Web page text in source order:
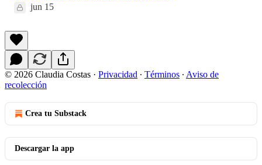
jun 15
© 2026 Claudia Costas · Privacidad ∙ Términos ∙ Aviso de
recolección
Crea tu Substack
Descargar la app